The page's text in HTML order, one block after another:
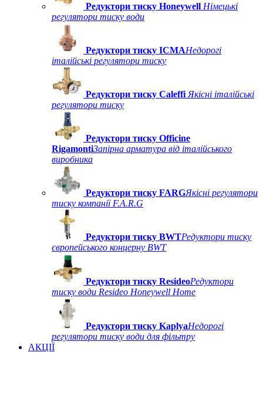
Редуктори тиску Honeywell Німецькі
регулятори тиску води
Редуктори тиску ICMAНедорогі
італійські регулятори тиску
Редуктори тиску Caleffi Якісні італійські
регулятори тиску
Редуктори тиску Officine
RigamontiЗапірна арматура від італійського
виробника
Редуктори тиску FARGЯкісні регулятори
тиску компанії F.A.R.G
Редуктори тиску BWTРедуктори тиску
європейського концерну BWT
Редуктори тиску ResideoРедуктори
тиску води Resideo Honeywell Home
Редуктори тиску KaplyaНедорогі
регулятори тиску води для фільтру
АКЦІЇ